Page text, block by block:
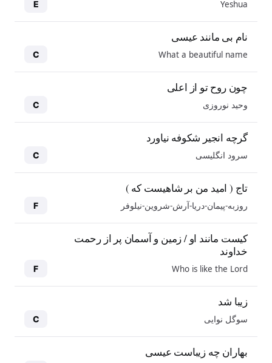
Yeshua
E
نام بی مانند عیسی
What a beautiful name
C
چون روح تو از اعلی
وحید نوروزی C
گرچه انجیر شکوفه نیاورد
سرود انگلیسی C
تاج ( امید من بر شاهیست که )
روزبه-پیمان-دریا-آرش-شروین-نیلوفر F
کیست مانند او / زمین و آسمان پر از رحمت
خداوند
Who is like the Lord
F
زیبا شد
سوگل نوایی C
بهاران چه زیباست عیسی